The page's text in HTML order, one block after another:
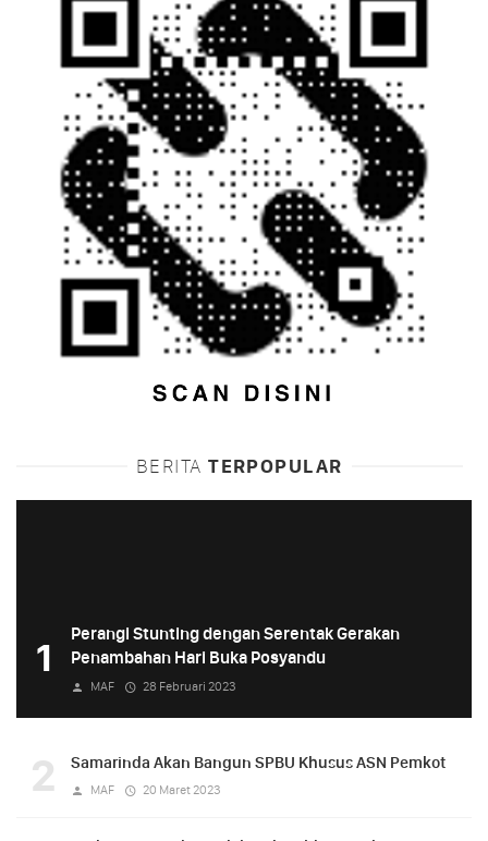
BERITA TERPOPULAR
1
Perangi Stunting dengan Serentak Gerakan
Penambahan Hari Buka Posyandu
MAF 28 Februari 2023
2 Samarinda Akan Bangun SPBU Khusus ASN Pemkot
MAF 20 Maret 2023